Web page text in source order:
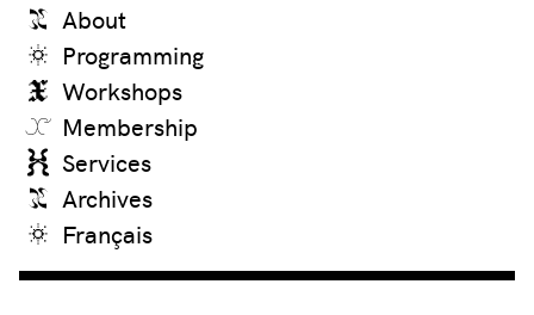
About
Programming
Workshops
Membership
Services
Archives
Français